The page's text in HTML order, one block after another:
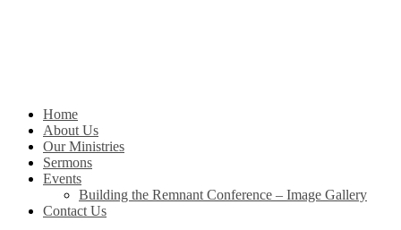
Home
About Us
Our Ministries
Sermons
Events
Building the Remnant Conference – Image Gallery
Contact Us